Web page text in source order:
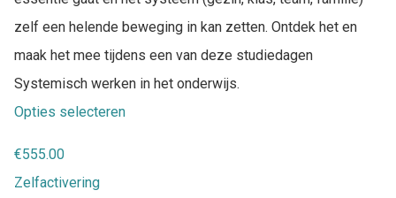
zelf een helende beweging in kan zetten. Ontdek het en
maak het mee tijdens een van deze studiedagen
Systemisch werken in het onderwijs.
Opties selecteren
€555.00
Zelfactivering